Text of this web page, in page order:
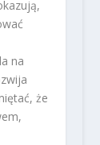
na
że